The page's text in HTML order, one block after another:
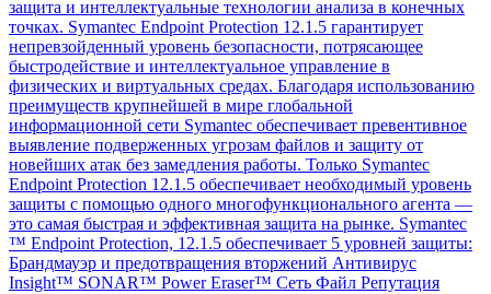
защита и интеллектуальные технологии анализа в конечных
точках. Symantec Endpoint Protection 12.1.5 гарантирует
непревзойденный уровень безопасности, потрясающее
быстродействие и интеллектуальное управление в
физических и виртуальных средах. Благодаря использованию
преимуществ крупнейшей в мире глобальной
информационной сети Symantec обеспечивает превентивное
выявление подверженных угрозам файлов и защиту от
новейших атак без замедления работы. Только Symantec
Endpoint Protection 12.1.5 обеспечивает необходимый уровень
защиты с помощью одного многофункционального агента —
это самая быстрая и эффективная защита на рынке. Symantec
™ Endpoint Protection, 12.1.5 обеспечивает 5 уровней защиты:
Брандмауэр и предотвращения вторжений Антивирус
Insight™ SONAR™ Power Eraser™ Сеть Файл Репутация